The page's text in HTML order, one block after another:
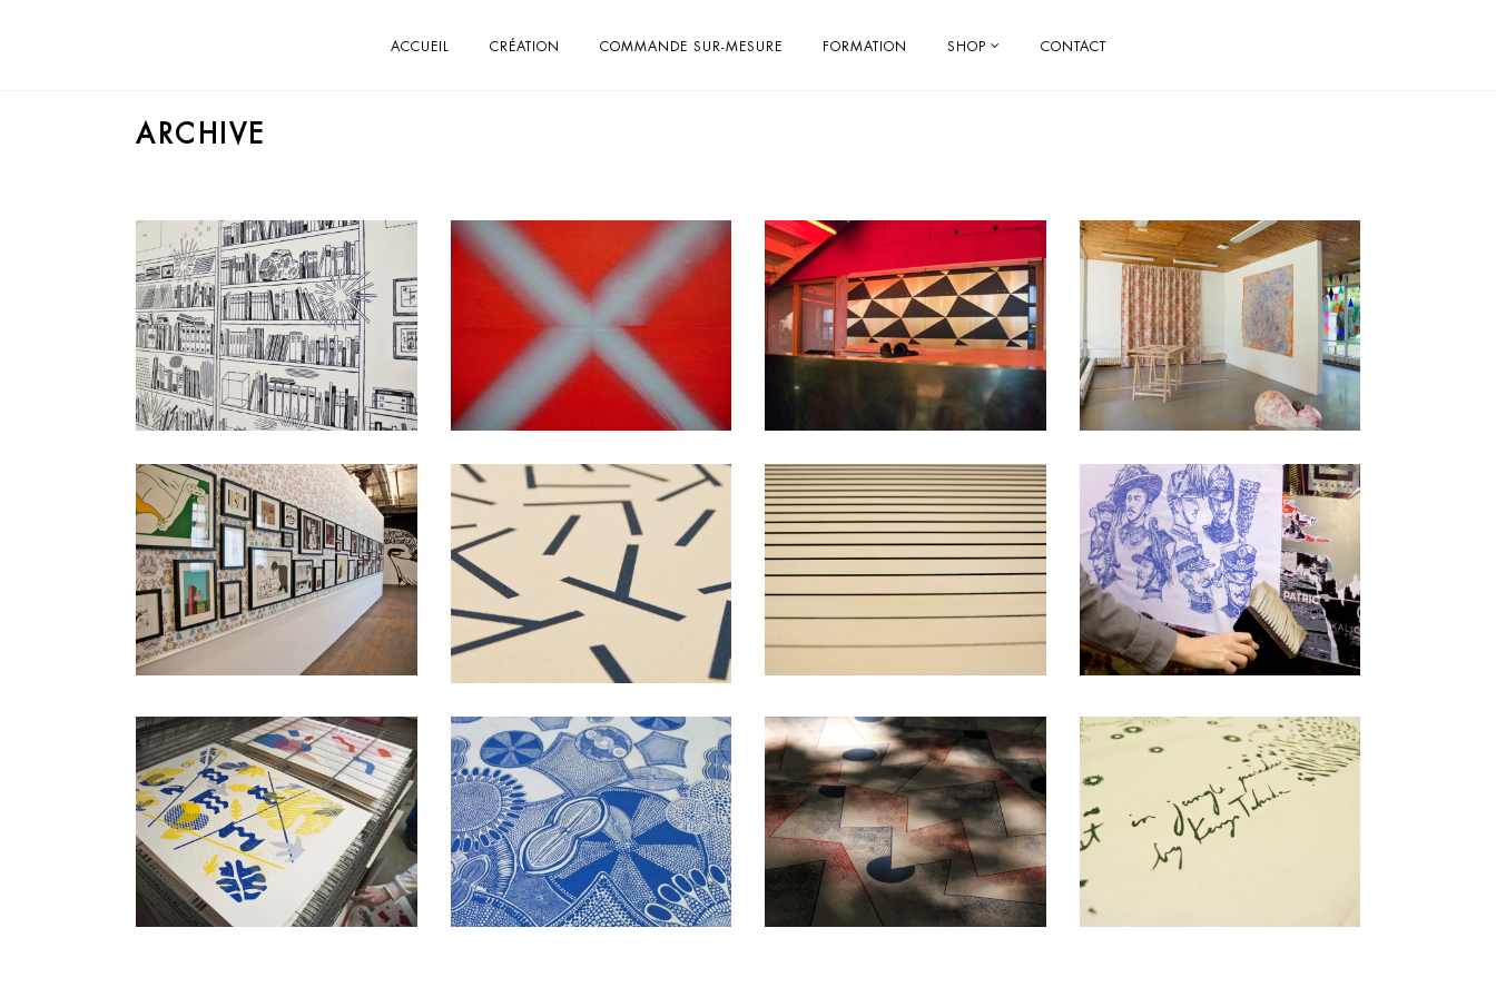
ACCUEIL CRÉATION COMMANDE SUR-MESURE FORMATION SHOP CONTACT
ARCHIVE
Jochen Gerner
Impression sur-mesure
Post Gods / Last Post
création
Polyhèdre
Impression sur-mesure
Toile de Jouy, Regards
contemporains
création
Pierre La Police
Impression sur-mesure
Loup Collection
Impression sur-mesure
Cuisine B&C Remobilisation
Formation
Lisaa
Formation
Fête de la science
Impression sur-mesure
L’inquiétable
création
Lost in the jungle
Impression sur-mesure